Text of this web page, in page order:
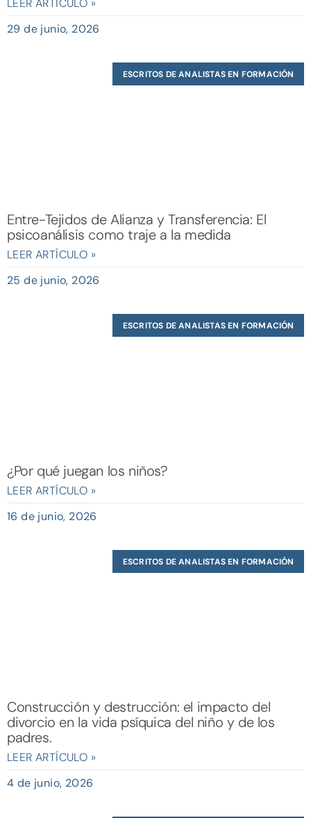
LEER ARTÍCULO »
29 de junio, 2026
ESCRITOS DE ANALISTAS EN FORMACIÓN
Entre-Tejidos de Alianza y Transferencia: El
psicoanálisis como traje a la medida
LEER ARTÍCULO »
25 de junio, 2026
ESCRITOS DE ANALISTAS EN FORMACIÓN
¿Por qué juegan los niños?
LEER ARTÍCULO »
16 de junio, 2026
ESCRITOS DE ANALISTAS EN FORMACIÓN
Construcción y destrucción: el impacto del
divorcio en la vida psíquica del niño y de los
padres.
LEER ARTÍCULO »
4 de junio, 2026